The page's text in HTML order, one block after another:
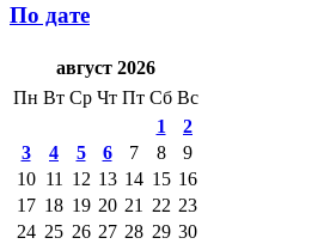
По дате
август 2026
Пн Вт Ср Чт Пт Сб Вс
1
2
3
4 5 6 7 8
9
10 11 12 13 14 15 16
17 18 19 20 21 22 23
24 25 26 27 28 29 30